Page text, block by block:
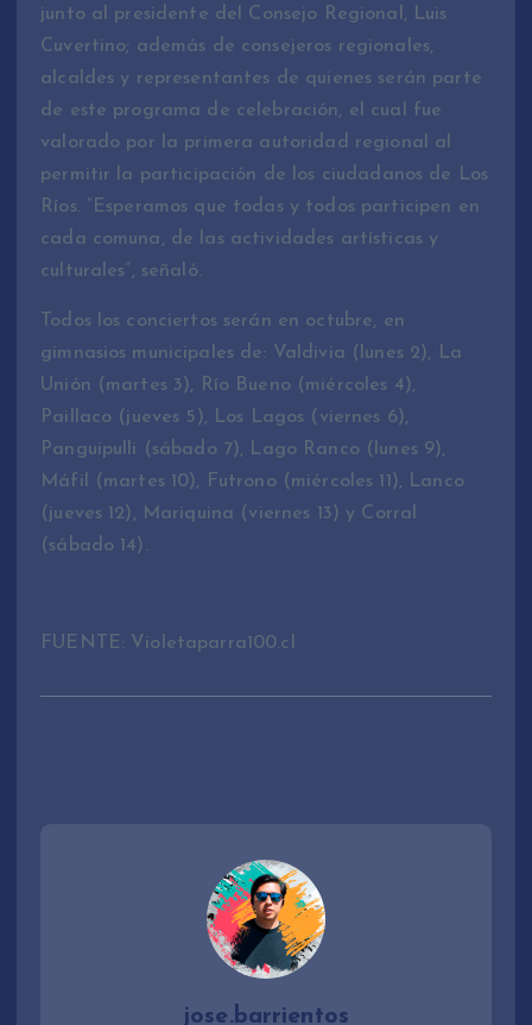
junto al presidente del Consejo Regional, Luis
Cuvertino; además de consejeros regionales,
alcaldes y representantes de quienes serán parte
de este programa de celebración, el cual fue
valorado por la primera autoridad regional al
permitir la participación de los ciudadanos de Los
Ríos. “Esperamos que todas y todos participen en
cada comuna, de las actividades artísticas y
culturales”, señaló.
Todos los conciertos serán en octubre, en
gimnasios municipales de: Valdivia (lunes 2), La
Unión (martes 3), Río Bueno (miércoles 4),
Paillaco (jueves 5), Los Lagos (viernes 6),
Panguipulli (sábado 7), Lago Ranco (lunes 9),
Máfil (martes 10), Futrono (miércoles 11), Lanco
(jueves 12), Mariquina (viernes 13) y Corral
(sábado 14).
FUENTE: Violetaparra100.cl
jose.barrientos